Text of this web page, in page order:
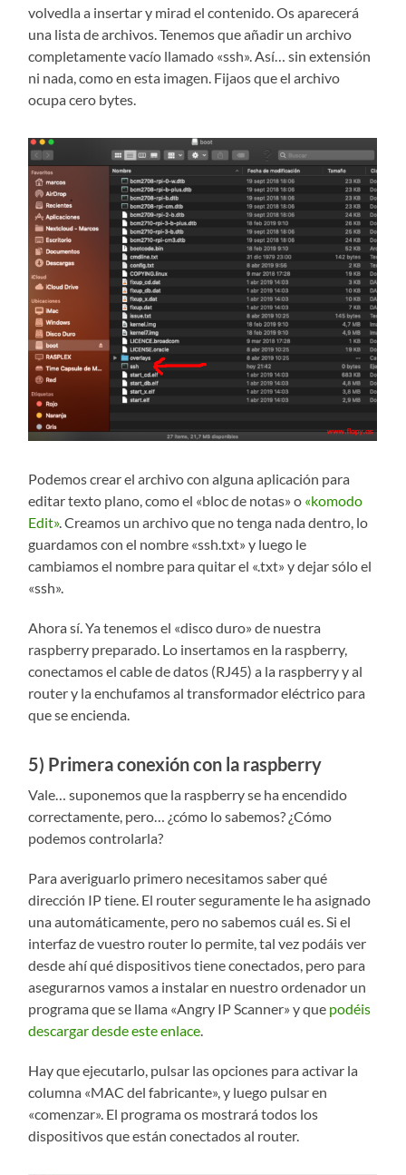
volvedla a insertar y mirad el contenido. Os aparecerá
una lista de archivos. Tenemos que añadir un archivo
completamente vacío llamado «ssh». Así… sin extensión
ni nada, como en esta imagen. Fijaos que el archivo
ocupa cero bytes.
Podemos crear el archivo con alguna aplicación para
editar texto plano, como el «bloc de notas» o «komodo
Edit». Creamos un archivo que no tenga nada dentro, lo
guardamos con el nombre «ssh.txt» y luego le
cambiamos el nombre para quitar el «.txt» y dejar sólo el
«ssh».
Ahora sí. Ya tenemos el «disco duro» de nuestra
raspberry preparado. Lo insertamos en la raspberry,
conectamos el cable de datos (RJ45) a la raspberry y al
router y la enchufamos al transformador eléctrico para
que se encienda.
5) Primera conexión con la raspberry
Vale… suponemos que la raspberry se ha encendido
correctamente, pero… ¿cómo lo sabemos? ¿Cómo
podemos controlarla?
Para averiguarlo primero necesitamos saber qué
dirección IP tiene. El router seguramente le ha asignado
una automáticamente, pero no sabemos cuál es. Si el
interfaz de vuestro router lo permite, tal vez podáis ver
desde ahí qué dispositivos tiene conectados, pero para
asegurarnos vamos a instalar en nuestro ordenador un
programa que se llama «Angry IP Scanner» y que podéis
descargar desde este enlace.
Hay que ejecutarlo, pulsar las opciones para activar la
columna «MAC del fabricante», y luego pulsar en
«comenzar». El programa os mostrará todos los
dispositivos que están conectados al router.